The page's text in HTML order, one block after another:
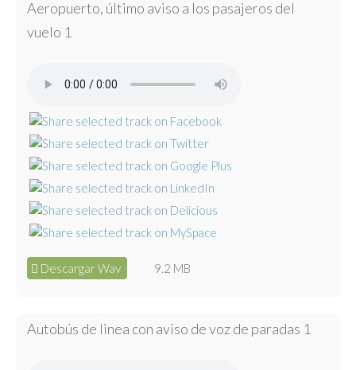
Aeropuerto, último aviso a los pasajeros del
vuelo 1
Descargar Wav 9.2 MB
Autobús de linea con aviso de voz de paradas 1